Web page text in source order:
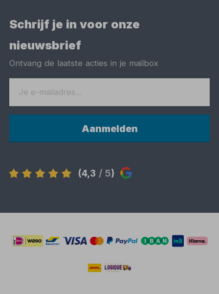
Schrijf je in voor onze
nieuwsbrief
Ontvang de laatste acties in je mailbox
Aanmelden
(4,3 / 5)